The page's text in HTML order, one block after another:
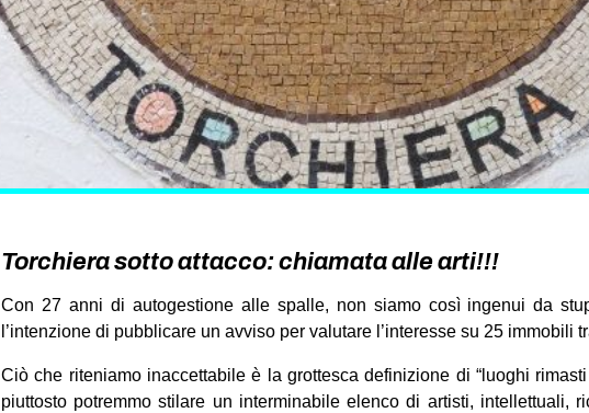
Torchiera sotto attacco: chiamata alle arti!!!
Con 27 anni di autogestione alle spalle, non siamo così ingenui da
l’intenzione di pubblicare un avviso per valutare l’interesse su 25 immobili
Ciò che riteniamo inaccettabile è la grottesca definizione di “luoghi
piuttosto potremmo stilare un interminabile elenco di artisti, intellettuali,